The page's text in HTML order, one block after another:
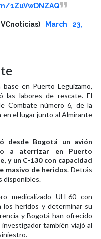
1ZuVwDNZAQ
March 23,
en Puerto Leguízamo,
las labores de rescate. El
Combate número 6, de la
en el lugar junto al Almirante
desde Bogotá un avión
a aterrizar en Puerto
y un C-130 con capacidad
masivo de heridos. Detrás
disponibles.
medicalizado UH-60 con
los heridos y determinar su
y Bogotá han ofrecido
también viajó al